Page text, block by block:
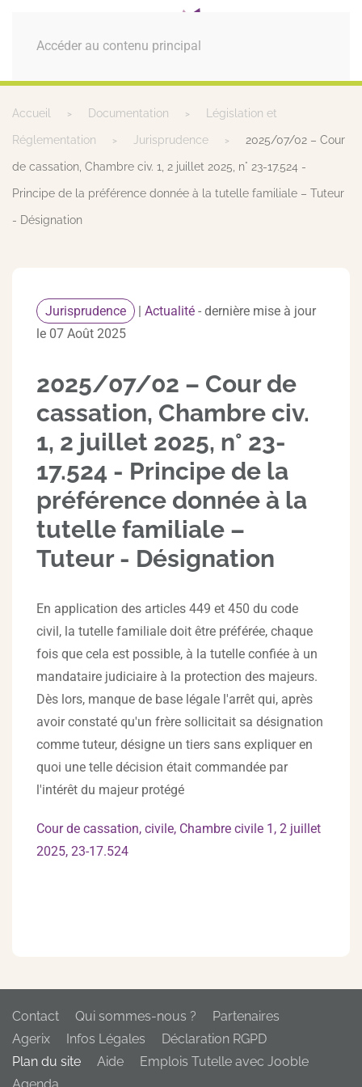
Accéder au contenu principal
MENU
Accueil Documentation Législation et
Réglementation Jurisprudence 2025/07/02 – Cour
de cassation, Chambre civ. 1, 2 juillet 2025, n° 23-17.524 -
Principe de la préférence donnée à la tutelle familiale – Tuteur
- Désignation
Jurisprudence | Actualité - dernière mise à jour
le 07 Août 2025
2025/07/02 – Cour de
cassation, Chambre civ.
1, 2 juillet 2025, n° 23-
17.524 - Principe de la
préférence donnée à la
tutelle familiale –
Tuteur - Désignation
En application des articles 449 et 450 du code
civil, la tutelle familiale doit être préférée, chaque
fois que cela est possible, à la tutelle confiée à un
mandataire judiciaire à la protection des majeurs.
Dès lors, manque de base légale l'arrêt qui, après
avoir constaté qu'un frère sollicitait sa désignation
comme tuteur, désigne un tiers sans expliquer en
quoi une telle décision était commandée par
l'intérêt du majeur protégé
Cour de cassation, civile, Chambre civile 1, 2 juillet
2025, 23-17.524
Contact Qui sommes-nous ?
Partenaires
Agerix
Infos Légales
Déclaration RGPD
Plan du site
Aide
Emplois Tutelle avec Jooble